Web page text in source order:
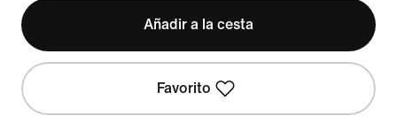
Añadir a la cesta
Favorito